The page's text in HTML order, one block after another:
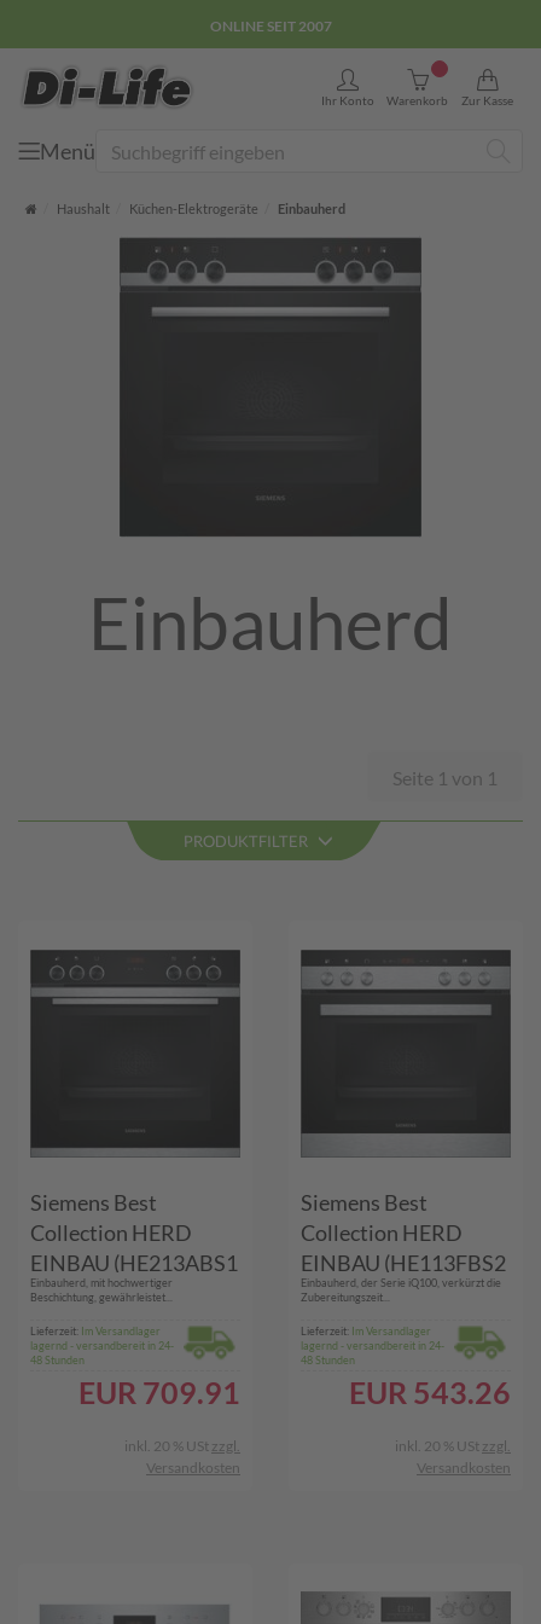
ONLINE SEIT 2007
Ihr Konto Warenkorb
0
Zur Kasse
Menü
Startseite
Haushalt Küchen-Elektrogeräte Einbauherd
Einbauherd
Seite 1 von 1
PRODUKTFILTER
Siemens Best
Collection HERD
EINBAU (HE213ABS1
ED/SW)
Einbauherd, mit hochwertiger
Beschichtung, gewährleistet...
Lieferzeit: Im Versandlager
lagernd - versandbereit in 24-
48 Stunden
EUR 709.91
inkl. 20 % USt zzgl.
Versandkosten
Siemens Best
Collection HERD
EINBAU (HE113FBS2
ED)
Einbauherd, der Serie iQ100, verkürzt die
Zubereitungszeit...
Lieferzeit: Im Versandlager
lagernd - versandbereit in 24-
48 Stunden
EUR 543.26
inkl. 20 % USt zzgl.
Versandkosten